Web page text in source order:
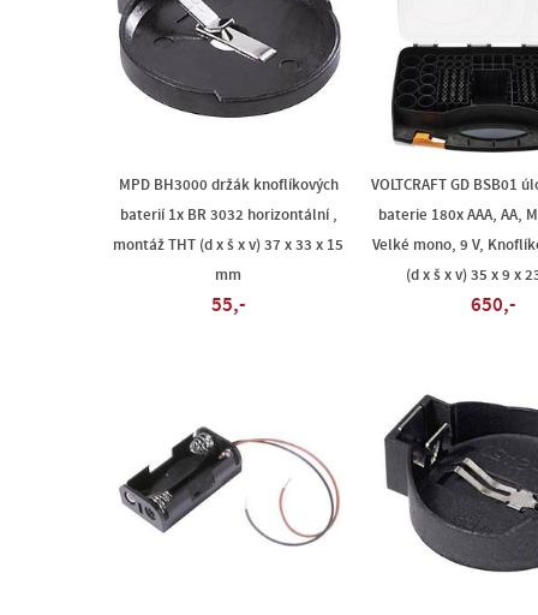
MPD BH3000 držák knoflíkových
baterií 1x BR 3032 horizontální ,
montáž THT (d x š x v) 37 x 33 x 15
mm
55,-
VOLTCRAFT GD BSB01
baterie 180x AAA, AA,
Velké mono, 9 V,
(d x š x v) 35 x 9 x
650,-